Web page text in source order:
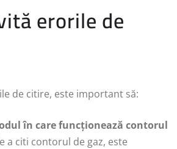
erorile de
de citire, este important să:
în care funcționează contorul
a citi contorul de gaz, este